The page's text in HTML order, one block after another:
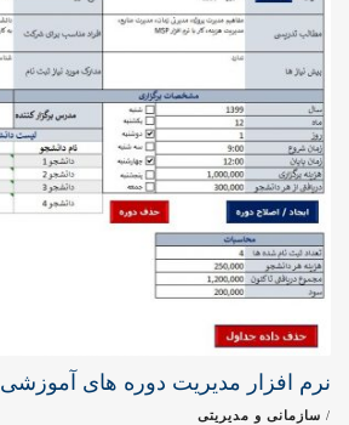
نرم افزار مدیریت دوره های آموزشی
/ سازمانی و مدیریتی